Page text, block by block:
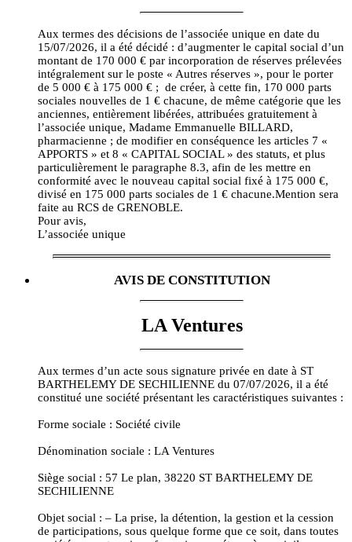
Aux termes des décisions de l’associée unique en date du
15/07/2026, il a été décidé : d’augmenter le capital social d’un
montant de 170 000 € par incorporation de réserves prélevées
intégralement sur le poste « Autres réserves », pour le porter
de 5 000 € à 175 000 € ; de créer, à cette fin, 170 000 parts
sociales nouvelles de 1 € chacune, de même catégorie que les
anciennes, entièrement libérées, attribuées gratuitement à
l’associée unique, Madame Emmanuelle BILLARD,
pharmacienne ; de modifier en conséquence les articles 7 «
APPORTS » et 8 « CAPITAL SOCIAL » des statuts, et plus
particulièrement le paragraphe 8.3, afin de les mettre en
conformité avec le nouveau capital social fixé à 175 000 €,
divisé en 175 000 parts sociales de 1 € chacune.Mention sera
faite au RCS de GRENOBLE.
Pour avis,
L’associée unique
AVIS DE CONSTITUTION
LA Ventures
Aux termes d’un acte sous signature privée en date à ST
BARTHELEMY DE SECHILIENNE du 07/07/2026, il a été
constitué une société présentant les caractéristiques suivantes :
Forme sociale : Société civile
Dénomination sociale : LA Ventures
Siège social : 57 Le plan, 38220 ST BARTHELEMY DE
SECHILIENNE
Objet social : – La prise, la détention, la gestion et la cession
de participations, sous quelque forme que ce soit, dans toutes